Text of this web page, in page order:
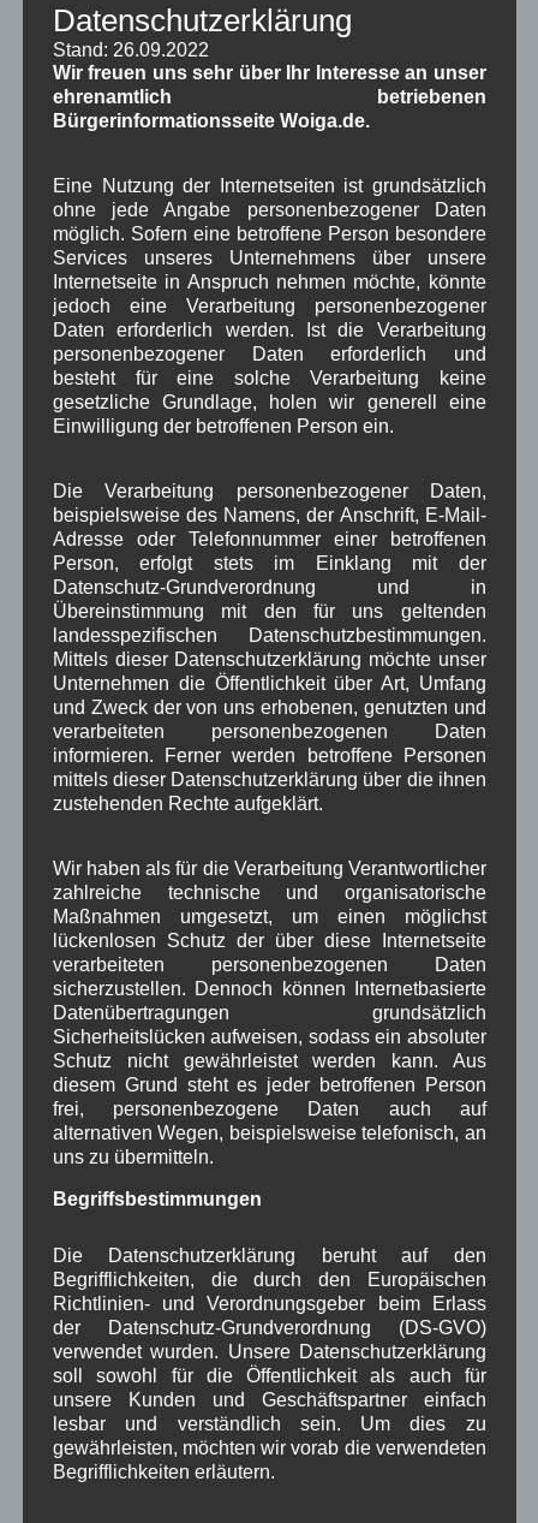
Problemmüllsammlung des Landratsamtes statt.
Merkblätter was zum Problemmüll zählt und was
nicht, finden sie auf derHomepage des
Landratsamtes
Aushang Rathaus,in Wallgau Veranstaltung
Gesundheitstag in Wallgau
Unter der
Schirmherrschaft
der drei Isartaler
veranstaltet die
Gesundheitsregion
plus
einen
Gesundheitstag am Samstag, 12. März 2016 im
Haus des Gastes in Wallgau. Von 11:00 bis 18:00
Uhrkönnen sich alle Interessierten Bürgerinnen
und Bürger zu den Themen Bewegung, Ernährung,
Entspannung, Vorsorge und Früherkennung
informieren. Wie schon in derGemeinderatssitzung
vom 10.12.2016
angekündigt, wollen die Wallgauer
Gemeinderäte mit gutem Beispiel vorangehen und
ihre Gesundheit checken lassen. Eintritt frei.
Weiterlesen
in Wallgau Gesundheit Veranstaltung
Woiga.de
Matthias Breith neuer Vorstand
der Raiffeisenbank
Matthias Breith tritt
Vorstands Martin
Höck an. Der
Wallgauer ist damit
gemeinsam mit dem langjährigen Vorstand Peter
Reindl für die insgesamt 22 Mitarbeiter und mehr
als 900 Mitglieder der Genossenschaft
verantwortlich.
Weiterlesen
Datenschutzerklärung
Stand: 26.09.2022
Wir freuen uns sehr über Ihr Interesse an unser
ehrenamtlich betriebenen
Bürgerinformationsseite Woiga.de.
Eine Nutzung der Internetseiten ist grundsätzlich
ohne jede Angabe personenbezogener Daten
möglich. Sofern eine betroffene Person besondere
Services unseres Unternehmens über unsere
Internetseite in Anspruch nehmen möchte, könnte
jedoch eine Verarbeitung personenbezogener
Daten erforderlich werden. Ist die Verarbeitung
personenbezogener Daten erforderlich und
besteht für eine solche Verarbeitung keine
gesetzliche Grundlage, holen wir generell eine
Einwilligung der betroffenen Person ein.
Die Verarbeitung personenbezogener Daten,
beispielsweise des Namens, der Anschrift, E-Mail-
Adresse oder Telefonnummer einer betroffenen
Person, erfolgt stets im Einklang mit der
Datenschutz-Grundverordnung und in
Übereinstimmung mit den für uns geltenden
landesspezifischen Datenschutzbestimmungen.
Mittels dieser Datenschutzerklärung möchte unser
Unternehmen die Öffentlichkeit über Art, Umfang
und Zweck der von uns erhobenen, genutzten und
verarbeiteten personenbezogenen Daten
informieren. Ferner werden betroffene Personen
mittels dieser Datenschutzerklärung über die ihnen
zustehenden Rechte aufgeklärt.
Wir haben als für die Verarbeitung Verantwortlicher
zahlreiche technische und organisatorische
Maßnahmen umgesetzt, um einen möglichst
lückenlosen Schutz der über diese Internetseite
verarbeiteten personenbezogenen Daten
sicherzustellen. Dennoch können Internetbasierte
Datenübertragungen grundsätzlich
Sicherheitslücken aufweisen, sodass ein absoluter
Schutz nicht gewährleistet werden kann. Aus
diesem Grund steht es jeder betroffenen Person
frei, personenbezogene Daten auch auf
alternativen Wegen, beispielsweise telefonisch, an
uns zu übermitteln.
Begriffsbestimmungen
Die Datenschutzerklärung beruht auf den
Begrifflichkeiten, die durch den Europäischen
Richtlinien- und Verordnungsgeber beim Erlass
der Datenschutz-Grundverordnung (DS-GVO)
verwendet wurden. Unsere Datenschutzerklärung
soll sowohl für die Öffentlichkeit als auch für
unsere Kunden und Geschäftspartner einfach
lesbar und verständlich sein. Um dies zu
gewährleisten, möchten wir vorab die verwendeten
Begrifflichkeiten erläutern.